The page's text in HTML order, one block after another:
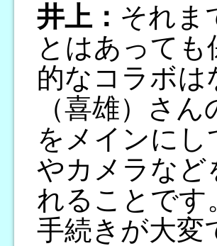
井上： それま
とはあって
的なコラボは
（喜雄）さ
をメインに
やカメラなど
れることです
手続きが大変